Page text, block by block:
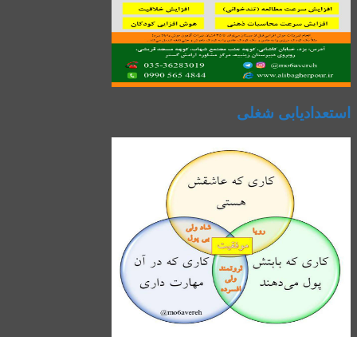
استعدادیابی شغلی